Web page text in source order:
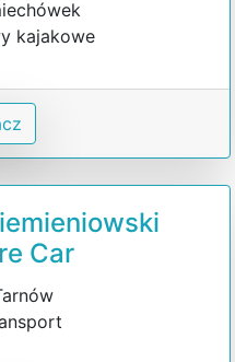
kajakowe
Car